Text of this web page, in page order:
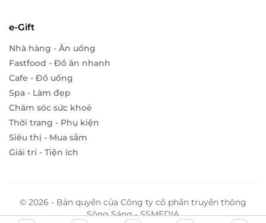
e-Gift
Nhà hàng - Ăn uống
Fastfood - Đồ ăn nhanh
Cafe - Đồ uống
Spa - Làm đẹp
Chăm sóc sức khoẻ
Thời trang - Phụ kiện
Siêu thị - Mua sắm
Giải trí - Tiện ích
© 2026 - Bản quyền của Công ty cổ phần truyền thông
Sông Sáng - SSMEDIA